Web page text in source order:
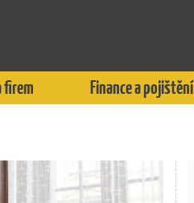
Finance a pojištění